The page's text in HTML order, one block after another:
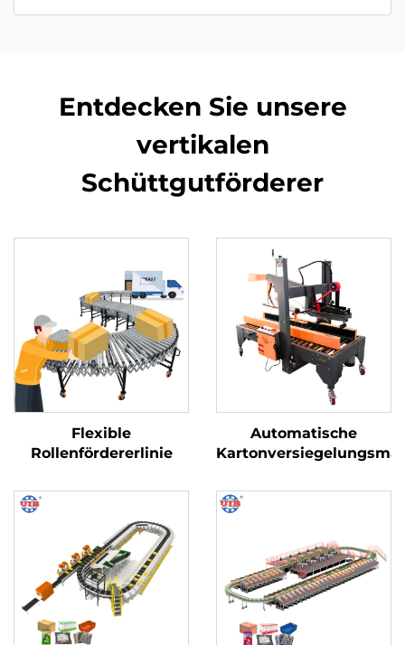
Entdecken Sie unsere
vertikalen
Schüttgutförderer
Flexible
Rollenfördererlinie
Automatische